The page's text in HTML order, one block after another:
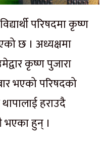
परिषदमा कृष्ण
छ । अध्यक्षमा
कृष्ण पुजारा
भएको परिषदको
हराउदै
भएका हुन् ।